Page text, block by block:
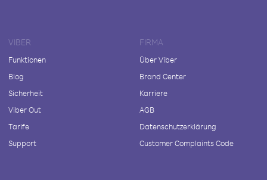
VIBER
Funktionen
Blog
Sicherheit
Viber Out
Tarife
Support
FIRMA
Über Viber
Brand Center
Karriere
AGB
Datenschutzerklärung
Customer Complaints Code